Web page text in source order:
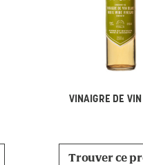
VINAIGRE DE
Trouver ce